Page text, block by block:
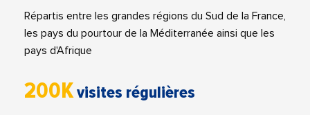
Répartis entre les grandes régions du Sud de la France,
les pays du pourtour de la Méditerranée ainsi que les
pays d'Afrique
200Kvisites régulières